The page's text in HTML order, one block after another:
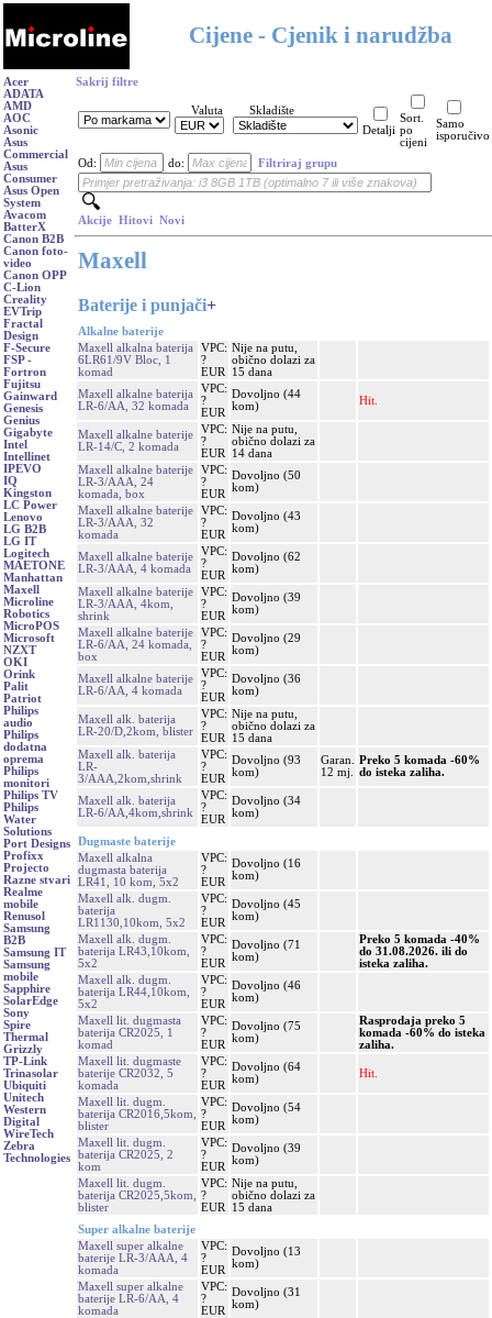
Cijene - Cjenik i narudžba
Acer
ADATA
AMD
AOC
Asonic
Asus
Commercial
Asus
Consumer
Asus Open
System
Avacom
BatterX
Canon B2B
Canon foto-
video
Canon OPP
C-Lion
Creality
EVTrip
Fractal
Design
F-Secure
FSP -
Fortron
Fujitsu
Gainward
Genesis
Genius
Gigabyte
Intel
Intellinet
IPEVO
IQ
Kingston
LC Power
Lenovo
LG B2B
LG IT
Logitech
MAETONE
Manhattan
Maxell
Microline
Robotics
MicroPOS
Microsoft
NZXT
OKI
Orink
Palit
Patriot
Philips
audio
Philips
dodatna
oprema
Philips
monitori
Philips TV
Philips
Water
Solutions
Port Designs
Profixx
Projecto
Razne stvari
Realme
mobile
Renusol
Samsung
B2B
Samsung IT
Samsung
mobile
Sapphire
SolarEdge
Sony
Spire
Thermal
Grizzly
TP-Link
Trinasolar
Ubiquiti
Unitech
Western
Digital
WireTech
Zebra
Technologies
Sakrij filtre
Valuta
Skladište
Detalji
Sort.
po
cijeni
Samo
isporučivo
Od: do: Filtriraj grupu
Akcije Hitovi Novi
Maxell
Baterije i punjači+
Alkalne baterije
Maxell alkalna baterija
6LR61/9V Bloc, 1
komad
VPC:
?
EUR
Nije na putu,
obično dolazi za
15 dana
Maxell alkalne baterija
LR-6/AA, 32 komada
VPC:
?
EUR
Dovoljno (44
kom)
Hit.
Maxell alkalne baterije
LR-14/C, 2 komada
VPC:
?
EUR
Nije na putu,
obično dolazi za
14 dana
Maxell alkalne baterije
LR-3/AAA, 24
komada, box
VPC:
?
EUR
Dovoljno (50
kom)
Maxell alkalne baterije
LR-3/AAA, 32
komada
VPC:
?
EUR
Dovoljno (43
kom)
Maxell alkalne baterije
LR-3/AAA, 4 komada
VPC:
?
EUR
Dovoljno (62
kom)
Maxell alkalne baterije
LR-3/AAA, 4kom,
shrink
VPC:
?
EUR
Dovoljno (39
kom)
Maxell alkalne baterije
LR-6/AA, 24 komada,
box
VPC:
?
EUR
Dovoljno (29
kom)
Maxell alkalne baterije
LR-6/AA, 4 komada
VPC:
?
EUR
Dovoljno (36
kom)
Maxell alk. baterija
LR-20/D,2kom, blister
VPC:
?
EUR
Nije na putu,
obično dolazi za
15 dana
Maxell alk. baterija
LR-
3/AAA,2kom,shrink
VPC:
?
EUR
Dovoljno (93
kom)
Garan.
12 mj.
Preko 5 komada -60%
do isteka zaliha.
Maxell alk. baterija
LR-6/AA,4kom,shrink
VPC:
?
EUR
Dovoljno (34
kom)
Dugmaste baterije
Maxell alkalna
dugmasta baterija
LR41, 10 kom, 5x2
VPC:
?
EUR
Dovoljno (16
kom)
Maxell alk. dugm.
baterija
LR1130,10kom, 5x2
VPC:
?
EUR
Dovoljno (45
kom)
Maxell alk. dugm.
baterija LR43,10kom,
5x2
VPC:
?
EUR
Dovoljno (71
kom)
Preko 5 komada -40%
do 31.08.2026. ili do
isteka zaliha.
Maxell alk. dugm.
baterija LR44,10kom,
5x2
VPC:
?
EUR
Dovoljno (46
kom)
Maxell lit. dugmasta
baterija CR2025, 1
komad
VPC:
?
EUR
Dovoljno (75
kom)
Rasprodaja preko 5
komada -60% do isteka
zaliha.
Maxell lit. dugmaste
baterije CR2032, 5
komada
VPC:
?
EUR
Dovoljno (64
kom)
Hit.
Maxell lit. dugm.
baterija CR2016,5kom,
blister
VPC:
?
EUR
Dovoljno (54
kom)
Maxell lit. dugm.
baterija CR2025, 2
kom
VPC:
?
EUR
Dovoljno (39
kom)
Maxell lit. dugm.
baterija CR2025,5kom,
blister
VPC:
?
EUR
Nije na putu,
obično dolazi za
15 dana
Super alkalne baterije
Maxell super alkalne
baterije LR-3/AAA, 4
komada
VPC:
?
EUR
Dovoljno (13
kom)
Maxell super alkalne
baterije LR-6/AA, 4
komada
VPC:
?
EUR
Dovoljno (31
kom)